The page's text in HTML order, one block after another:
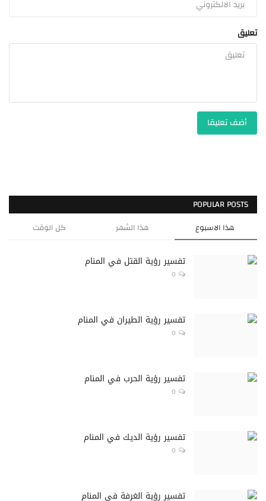
تعليق
أضف تعليقا
POPULAR POSTS
هذا الاسبوع هذا الشهر كل الوقت
تفسير رؤية القتل في المنام
0
تفسير رؤية الطيران في المنام
0
تفسير رؤية الحرب في المنام
0
تفسير رؤية الديك في المنام
0
تفسير رؤية الغرفة في المنام